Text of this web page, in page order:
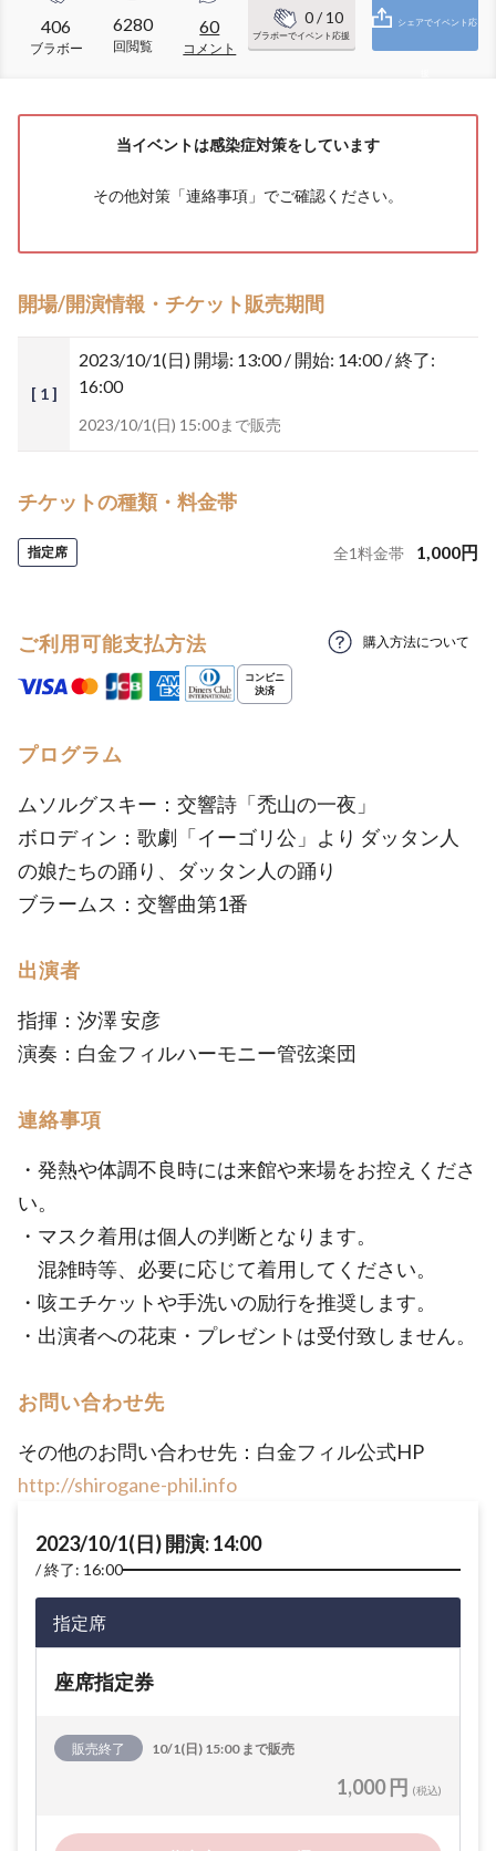
406
ブラボー
6280
回閲覧
60
コメント
0/ 10
ブラボーでイベント応援
シェアでイベント応
当イベントは感染症対策をしています
その他対策「連絡事項 」でご確認ください。
開場/開演情報・チケット販売期間
[ 1 ]
2023/10/1(日) 開場: 13:00 / 開始: 14:00 / 終了:
16:00
2023/10/1(日) 15:00まで販売
チケットの種類・料金帯
指定席 全1料金帯 1,000円
ご利用可能支払方法 購入方法について
プログラム
ムソルグスキー：交響詩「禿山の一夜」
ボロディン：歌劇「イーゴリ公」より ダッタン人
の娘たちの踊り、ダッタン人の踊り
ブラームス：交響曲第1番
出演者
指揮：汐澤 安彦
演奏：白金フィルハーモニー管弦楽団
連絡事項
・発熱や体調不良時には来館や来場をお控えくださ
い。
・マスク着用は個人の判断となります。
混雑時等、必要に応じて着用してください。
・咳エチケットや手洗いの励行を推奨します。
・出演者への花束・プレゼントは受付致しません。
お問い合わせ先
その他のお問い合わせ先：白金フィル公式HP
http://shirogane-phil.info
2023/10/1(日) 開演: 14:00
終了: 16:00
指定席
座席指定券
販売終了 10/1(日) 15:00 まで販売
1,000 円 (税込)